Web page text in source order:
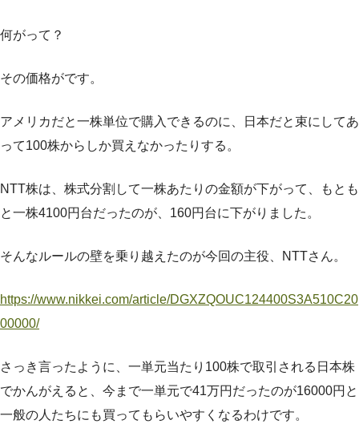
何がって？
その価格がです。
アメリカだと一株単位で購入できるのに、日本だと束にしてあ
って100株からしか買えなかったりする。
NTT株は、株式分割して一株あたりの金額が下がって、もとも
と一株4100円台だったのが、160円台に下がりました。
そんなルールの壁を乗り越えたのが今回の主役、NTTさん。
https://www.nikkei.com/article/DGXZQOUC124400S3A510C20
00000/
さっき言ったように、一単元当たり100株で取引される日本株
でかんがえると、今まで一単元で41万円だったのが16000円と
一般の人たちにも買ってもらいやすくなるわけです。